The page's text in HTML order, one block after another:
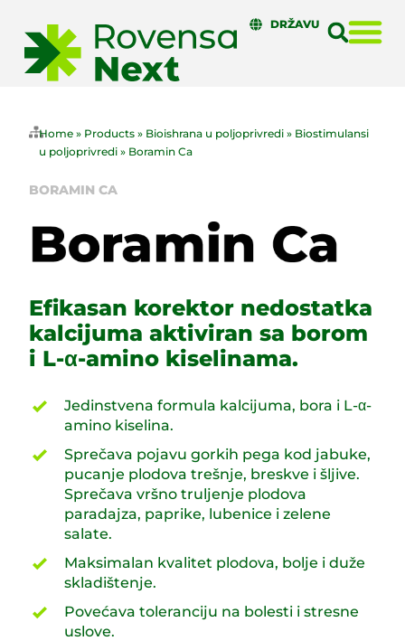
DRŽAVU
Home » Products » Bioishrana u poljoprivredi » Biostimulansi
u poljoprivredi » Boramin Ca
BORAMIN CA
Efikasan korektor nedostatka
kalcijuma aktiviran sa borom
i L-α-amino kiselinama.
Jedinstvena formula kalcijuma, bora i L-α-
amino kiselina.
Sprečava pojavu gorkih pega kod jabuke,
pucanje plodova trešnje, breskve i šljive.
Sprečava vršno truljenje plodova
paradajza, paprike, lubenice i zelene
salate.
Maksimalan kvalitet plodova, bolje i duže
skladištenje.
Povećava toleranciju na bolesti i stresne
uslove.